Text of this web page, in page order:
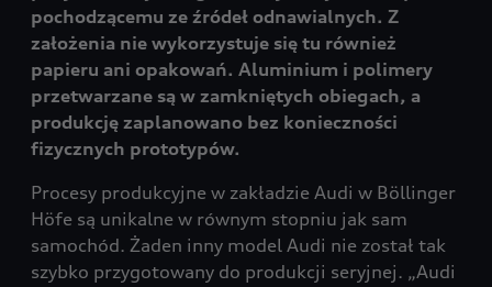
pochodzącemu ze źródeł odnawialnych. Z
założenia nie wykorzystuje się tu również
papieru ani opakowań. Aluminium i polimery
przetwarzane są w zamkniętych obiegach, a
produkcję zaplanowano bez konieczności
fizycznych prototypów.
Procesy produkcyjne w zakładzie Audi w Böllinger
Höfe są unikalne w równym stopniu jak sam
samochód. Żaden inny model Audi nie został tak
szybko przygotowany do produkcji seryjnej. „Audi